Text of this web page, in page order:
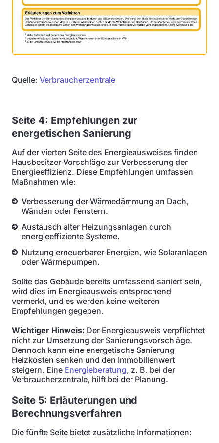
Quelle: Verbraucherzentrale
Seite 4: Empfehlungen zur
energetischen Sanierung
Auf der vierten Seite des Energieausweises finden
Hausbesitzer Vorschläge zur Verbesserung der
Energieeffizienz. Diese Empfehlungen umfassen
Maßnahmen wie:
Verbesserung der Wärmedämmung an Dach,
Wänden oder Fenstern.
Austausch alter Heizungsanlagen durch
energieeffiziente Systeme.
Nutzung erneuerbarer Energien, wie Solaranlagen
oder Wärmepumpen.
Sollte das Gebäude bereits umfassend saniert sein,
wird dies im Energieausweis entsprechend
vermerkt, und es werden keine weiteren
Empfehlungen gegeben.
Wichtiger Hinweis: Der Energieausweis verpflichtet
nicht zur Umsetzung der Sanierungsvorschläge.
Dennoch kann eine energetische Sanierung
Heizkosten senken und den Immobilienwert
steigern. Eine Energieberatung, z. B. bei der
Verbraucherzentrale, hilft bei der Planung.
Seite 5: Erläuterungen und
Berechnungsverfahren
Die fünfte Seite bietet zusätzliche Informationen: